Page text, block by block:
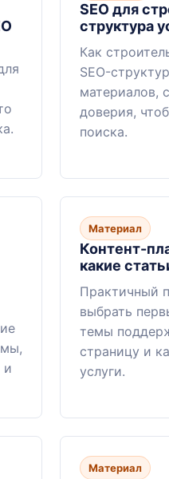
SEO для
структура
Как
SEO-
материалов,
доверия,
поиска.
и
Материал
Контент-
какие
Практичный
выбрать
темы
страницу и
услуги.
Материал